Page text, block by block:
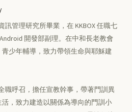
訊管理研究所畢業，在 KKBOX 任職七
開發部副理。在中和長老教會
少年輔導，致力帶領生命與耶穌建
職呼召，擔任宣教幹事，帶著門訓異
，致力建造以關係為導向的門訓小